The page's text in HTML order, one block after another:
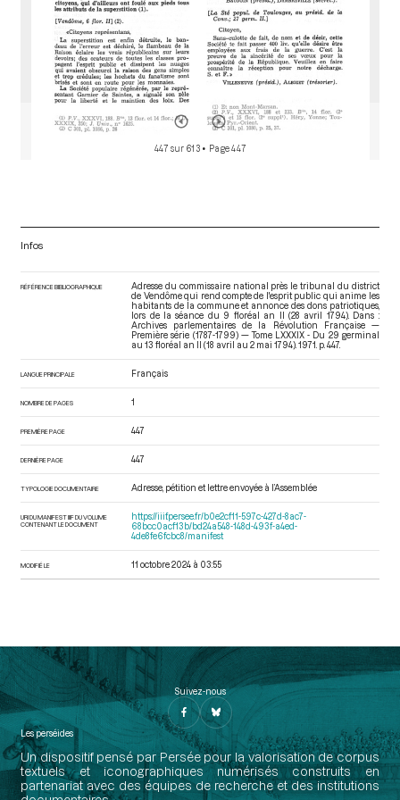
447 sur 613 • Page 447
Infos
RÉFÉRENCE BIBLIOGRAPHIQUE
Adresse du commissaire national près le tribunal du district
de Vendôme qui rend compte de l'esprit public qui anime les
habitants de la commune et annonce des dons patriotiques,
lors de la séance du 9 floréal an II (28 avril 1794). Dans :
Archives parlementaires de la Révolution Française —
Première série (1787-1799) — Tome LXXXIX - Du 29 germinal
au 13 floréal an II (18 avril au 2 mai 1794) . 1971. p. 447.
LANGUE PRINCIPALE Français
NOMBRE DE PAGES 1
PREMIÈRE PAGE 447
DERNIÈRE PAGE 447
TYPOLOGIE DOCUMENTAIRE Adresse, pétition et lettre envoyée à l’Assemblée
URI DU MANIFEST IIIF DU VOLUME
CONTENANT LE DOCUMENT
https://iiif.persee.fr/b0e2cf11-597c-427d-8ac7-
68bcc0acf13b/bd24a548-148d-493f-a4ed-
4de8fe6fcbc8/manifest
MODIFIÉ LE 11 octobre 2024 à 03:55
Suivez-nous
Les perséides
Un dispositif pensé par Persée pour la valorisation de corpus
textuels et iconographiques numérisés construits en
partenariat avec des équipes de recherche et des institutions